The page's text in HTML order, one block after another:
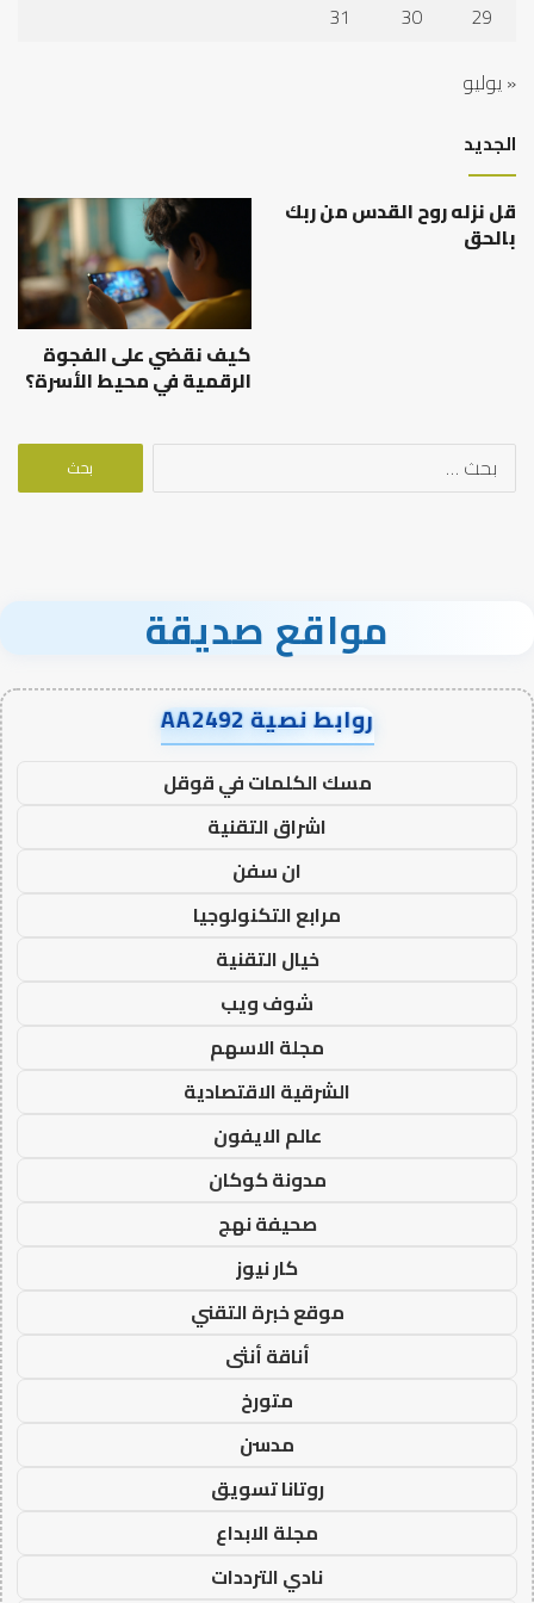
29
30
31
« يوليو
الجديد
قل نزله روح القدس من ربك
بالحق
كيف نقضي على الفجوة
الرقمية في محيط الأسرة؟
البحث
مواقع صديقة
روابط نصية AA2492
مسك الكلمات في قوقل
اشراق التقنية
ان سفن
مرابع التكنولوجيا
خيال التقنية
شوف ويب
مجلة الاسهم
الشرقية الاقتصادية
عالم الايفون
مدونة كوكان
صحيفة نهج
كار نيوز
موقع خبرة التقني
أناقة أنثى
متورخ
مدسن
روتانا تسويق
مجلة الابداع
نادي الترددات